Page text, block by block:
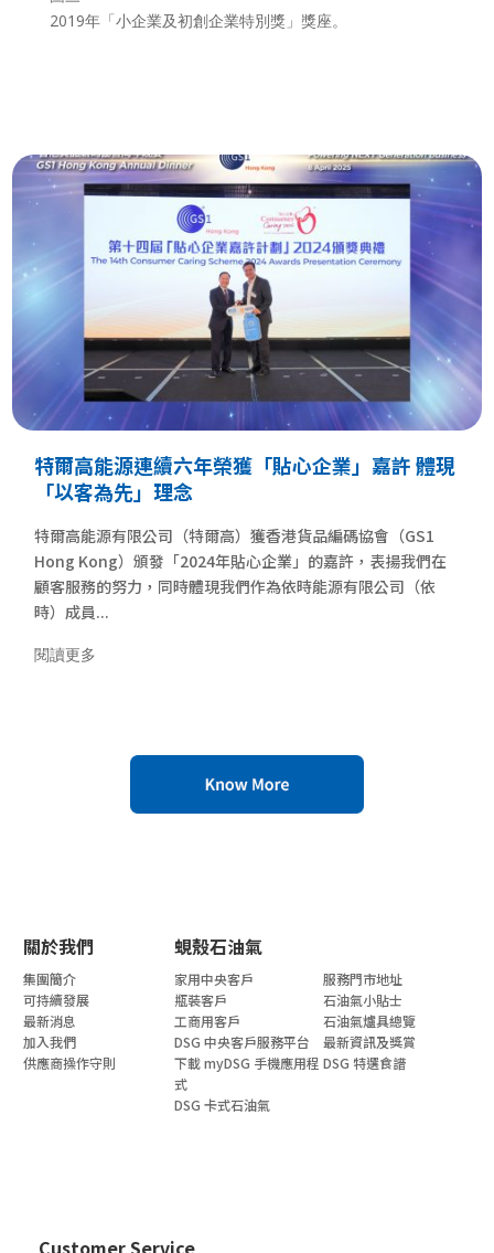
2019年「小企業及初創企業特別獎」獎座。
特爾高能源連續六年榮獲「貼心企業」嘉許 體現
「以客為先」理念
特爾高能源有限公司（特爾高）獲香港貨品編碼協會（GS1
Hong Kong）頒發「2024年貼心企業」的嘉許，表揚我們在
顧客服務的努力，同時體現我們作為依時能源有限公司（依
時）成員...
閱讀更多
關於我們 蜆殼石油氣
集團簡介
可持續發展
最新消息
加入我們
供應商操作守則
家用中央客戶
瓶裝客戶
工商用客戶
DSG 中央客戶服務平台
下載 myDSG 手機應用程
式
DSG 卡式石油氣
服務門市地址
石油氣小貼士
石油氣爐具總覽
最新資訊及獎賞
DSG 特選食譜